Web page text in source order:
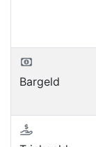
Bargeld